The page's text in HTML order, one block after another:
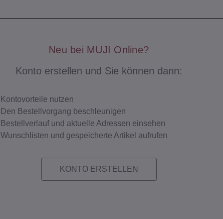
Neu bei MUJI Online?
Konto erstellen und Sie können dann:
Kontovorteile nutzen
Den Bestellvorgang beschleunigen
Bestellverlauf und aktuelle Adressen einsehen
Wunschlisten und gespeicherte Artikel aufrufen
KONTO ERSTELLEN